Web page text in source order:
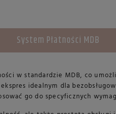
System Płatności MDB
w standardzie MDB, co
idealnym dla
go do specyficznych